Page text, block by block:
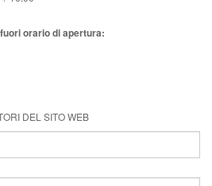
orario di apertura:
DEL SITO WEB